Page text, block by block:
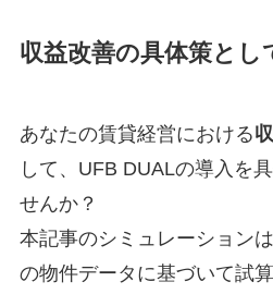
収益改善の具体策とし
あなたの賃貸経営における
して、UFB DUALの導入を
せんか？
本記事のシミュレーション
の物件データに基づいて試